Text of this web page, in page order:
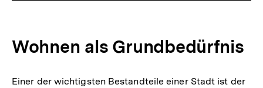
Wohnen als Grundbedürfnis
Einer der wichtigsten Bestandteile einer Stadt ist der